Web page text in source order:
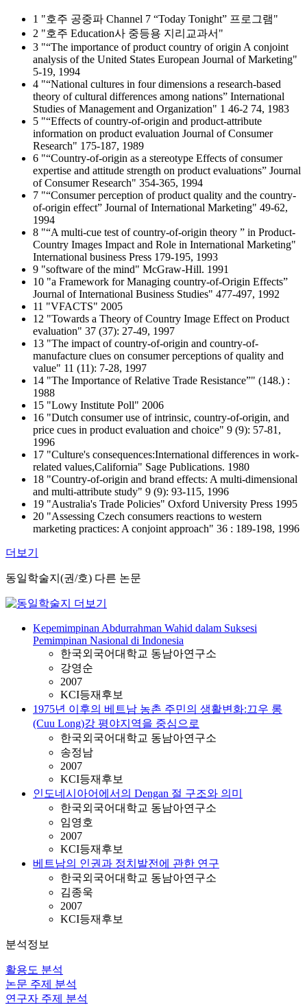
1 "호주 공중파 Channel 7 “Today Tonight” 프로그램"
2 "호주 Education사 중등용 지리교과서"
3 "“The importance of product country of origin A conjoint
analysis of the United States European Journal of Marketing"
5-19, 1994
4 "“National cultures in four dimensions a research-based
theory of cultural differences among nations” International
Studies of Management and Organization" 1 46-2 74, 1983
5 "“Effects of country-of-origin and product-attribute
information on product evaluation Journal of Consumer
Research" 175-187, 1989
6 "“Country-of-origin as a stereotype Effects of consumer
expertise and attitude strength on product evaluations” Journal
of Consumer Research" 354-365, 1994
7 "“Consumer perception of product quality and the country-
of-origin effect” Journal of International Marketing" 49-62,
1994
8 "“A multi-cue test of country-of-origin theory ” in Product-
Country Images Impact and Role in International Marketing"
International business Press 179-195, 1993
9 "software of the mind" McGraw-Hill. 1991
10 "a Framework for Managing country-of-Origin Effects”
Journal of International Business Studies" 477-497, 1992
11 "VFACTS" 2005
12 "Towards a Theory of Country Image Effect on Product
evaluation" 37 (37): 27-49, 1997
13 "The impact of country-of-origin and country-of-
manufacture clues on consumer perceptions of quality and
value" 11 (11): 7-28, 1997
14 "The Importance of Relative Trade Resistance”" (148.) :
1988
15 "Lowy Institute Poll" 2006
16 "Dutch consumer use of intrinsic, country-of-origin, and
price cues in product evaluation and choice" 9 (9): 57-81,
1996
17 "Culture's consequences:International differences in work-
related values,California" Sage Publications. 1980
18 "Country-of-origin and brand effects: A multi-dimensional
and multi-attribute study" 9 (9): 93-115, 1996
19 "Australia's Trade Policies" Oxford University Press 1995
20 "Assessing Czech consumers reactions to western
marketing practices: A conjoint approach" 36 : 189-198, 1996
더보기
동일학술지(권/호) 다른 논문
Kepemimpinan Abdurrahman Wahid dalam Suksesi
Pemimpinan Nasional di Indonesia
한국외국어대학교 동남아연구소
강영순
2007
KCI등재후보
1975년 이후의 베트남 농촌 주민의 생활변화:끄우 롱
(Cuu Long)강 평야지역을 중심으로
한국외국어대학교 동남아연구소
송정남
2007
KCI등재후보
인도네시아어에서의 Dengan 절 구조와 의미
한국외국어대학교 동남아연구소
임영호
2007
KCI등재후보
베트남의 인권과 정치발전에 관한 연구
한국외국어대학교 동남아연구소
김종욱
2007
KCI등재후보
분석정보
활용도 분석
논문 주제 분석
연구자 주제 분석